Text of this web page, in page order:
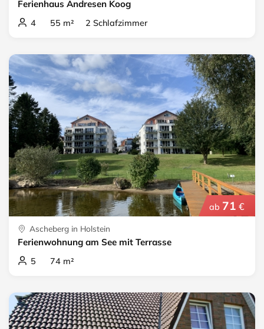
Ferienhaus Andresen Koog
4 55 m² 2 Schlafzimmer
ab 71 €
Ascheberg in Holstein
Ferienwohnung am See mit Terrasse
5 74 m²